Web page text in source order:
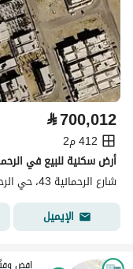
⃁700,012
412 م2
أرض سكنية للبيع في
شارع الرحمانية 43، حي الرحمانية، شمال جدة، جدة
الإيميل
اقض